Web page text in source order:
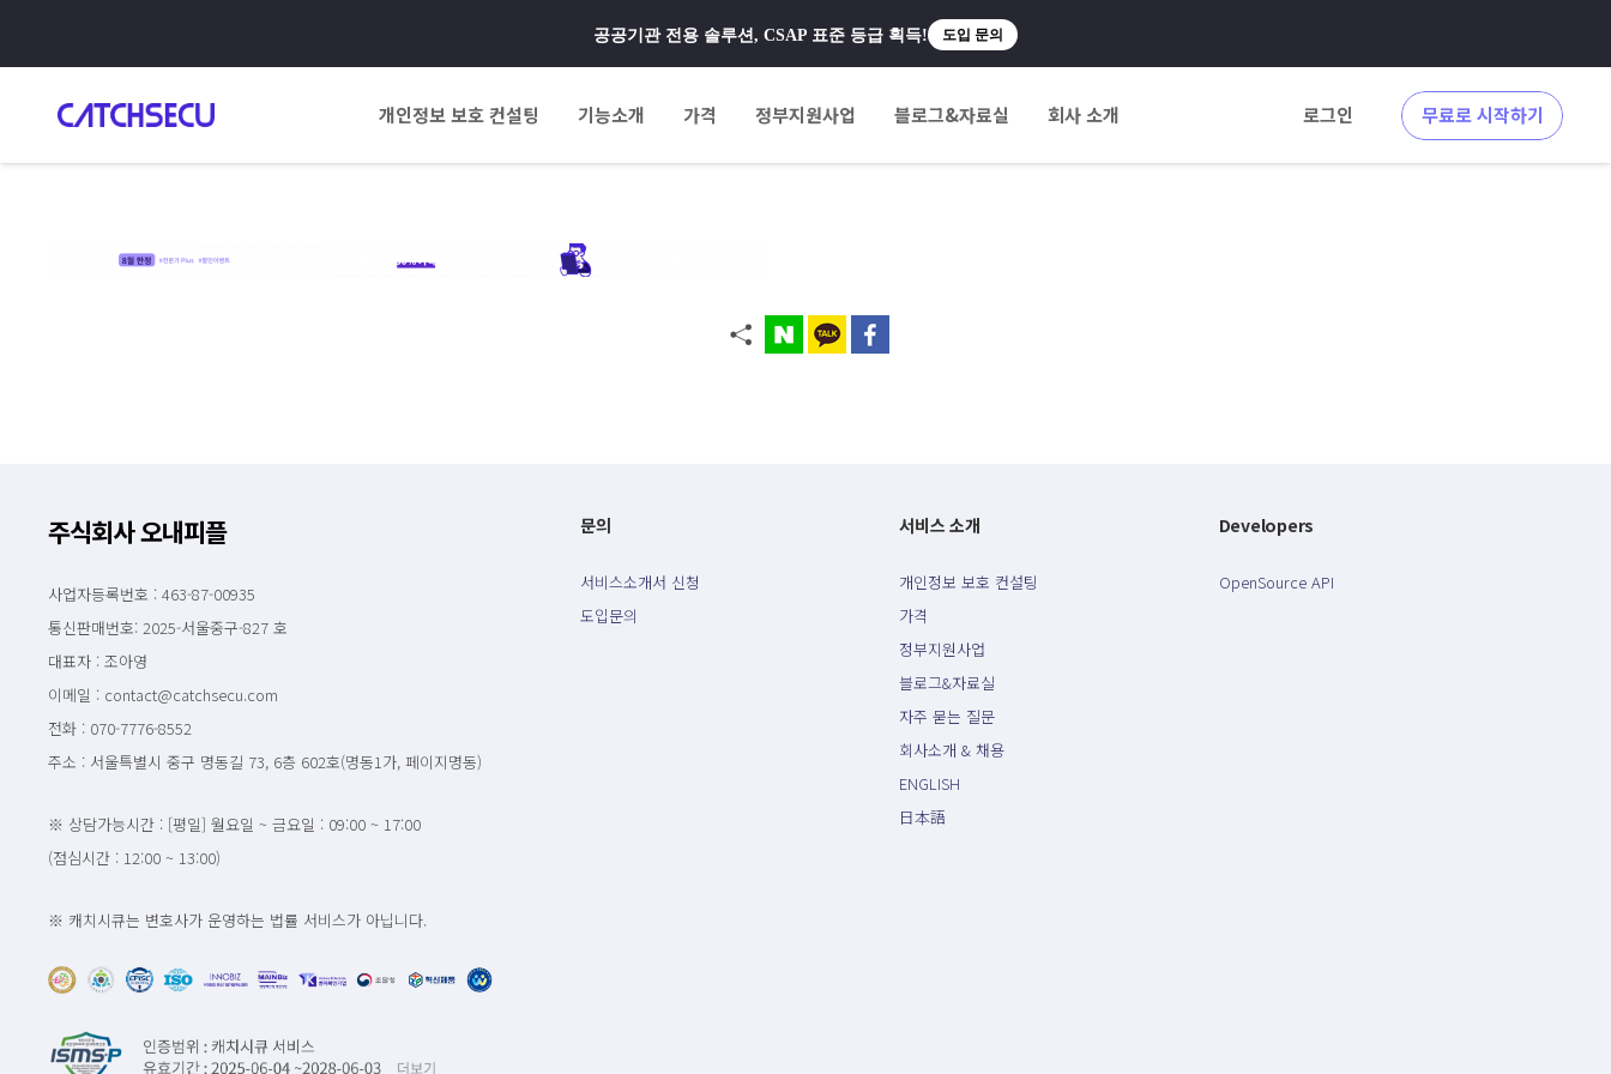
공공기관 전용 솔루션, CSAP 표준 등급 획득! 도입 문의
개인정보 보호 컨설팅 기능소개 가격 정부지원사업 블로그&자료실 회사 소개 로그인 무료로 시작하기
주식회사 오내피플
사업자등록번호 : 463-87-00935
통신판매번호: 2025-서울중구-827 호
대표자 : 조아영
이메일 : contact@catchsecu.com
전화 : 070-7776-8552
주소 : 서울특별시 중구 명동길 73, 6층 602호(명동1가, 페이지명동)
※ 상담가능시간 : [평일] 월요일 ~ 금요일 : 09:00 ~ 17:00
(점심시간 : 12:00 ~ 13:00)
※ 캐치시큐는 변호사가 운영하는 법률 서비스가 아닙니다.
문의
서비스소개서 신청
도입문의
서비스 소개
개인정보 보호 컨설팅
가격
정부지원사업
블로그&자료실
자주 묻는 질문
회사소개 & 채용
ENGLISH
日本語
Developers
OpenSource API